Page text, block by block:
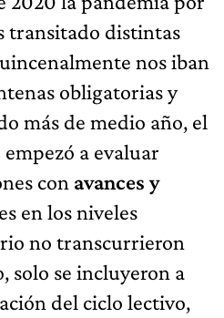
transitado distintas
nos iban
obligatorias y
más de medio año, el
a evaluar
con avances y
en los niveles
no transcurrieron
solo se incluyeron a
del ciclo lectivo,